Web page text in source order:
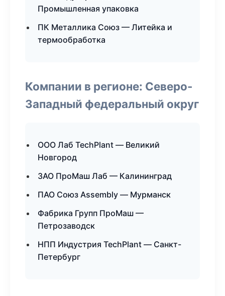
Промышленная упаковка
ПК Металлика Союз — Литейка и
термообработка
Компании в регионе: Северо-
Западный федеральный округ
ООО Лаб TechPlant — Великий
Новгород
ЗАО ПроМаш Лаб — Калининград
ПАО Союз Assembly — Мурманск
Фабрика Групп ПроМаш —
Петрозаводск
НПП Индустрия TechPlant — Санкт-
Петербург